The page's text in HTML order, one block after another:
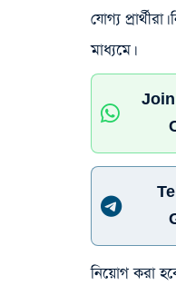
যোগ্য
মাধ্যমে।
নিয়োগ করা